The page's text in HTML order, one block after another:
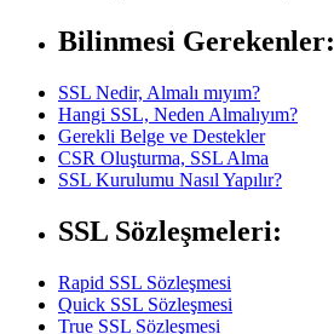
Bilinmesi Gerekenler:
SSL Nedir, Almalı mıyım?
Hangi SSL, Neden Almalıyım?
Gerekli Belge ve Destekler
CSR Oluşturma, SSL Alma
SSL Kurulumu Nasıl Yapılır?
SSL Sözleşmeleri:
Rapid SSL Sözleşmesi
Quick SSL Sözleşmesi
True SSL Sözleşmesi